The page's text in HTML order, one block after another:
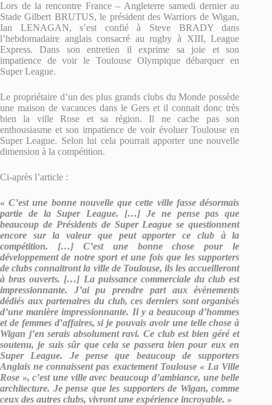
Lors de la rencontre France – Angleterre samedi dernier au
Stade Gilbert BRUTUS, le président des Warriors de Wigan,
Ian LENAGAN, s’est confié à Steve BRADY dans
l’hebdomadaire anglais consacré au rugby à XIII, League
Express. Dans son entretien il exprime sa joie et son
impatience de voir le Toulouse Olympique débarquer en
Super League.
Le propriétaire d’un des plus grands clubs du Monde possède
une maison de vacances dans le Gers et il connait donc très
bien la ville Rose et sa région. Il ne cache pas son
enthousiasme et son impatience de voir évoluer Toulouse en
Super League. Selon lui cela pourrait apporter une nouvelle
dimension à la compétition.
Ci-après l’article :
« C’est une bonne nouvelle que cette ville fasse désormais
partie de la Super League. […] Je ne pense pas que
beaucoup de Présidents de Super League se questionnent
encore sur la valeur que peut apporter ce club à la
compétition. […] C’est une bonne chose pour le
développement de notre sport et une fois que les supporters
de clubs connaitront la ville de Toulouse, ils les accueilleront
à bras ouverts. […] La puissance commerciale du club est
impressionnante. J’ai pu prendre part auxévènements
dédiés aux partenaires du club, ces derniers sont organisés
d’une manière impressionnante. Il y a beaucoup d’hommes
et de femmes d’affaires, si je pouvais avoir une telle choseà
Wigan j’en serais absolument ravi. Ce club est bien géré et
soutenu, je suis sûr que cela se passera bien pour eux en
Super League. Je pense que beaucoup de supporters
Anglais ne connaissent pas exactement Toulouse « La Ville
Rose », c’est une ville avec beaucoup d’ambiance, une belle
architecture. Je pense que les supporters de Wigan, comme
ceux des autres clubs, vivront une expérience incroyable. »